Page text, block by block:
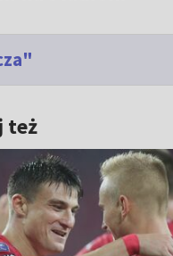
też